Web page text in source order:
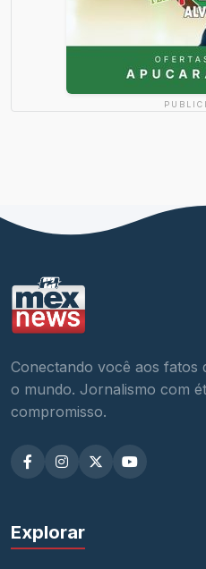
Conectando você aos fatos
o mundo. Jornalismo com
compromisso.
Explorar